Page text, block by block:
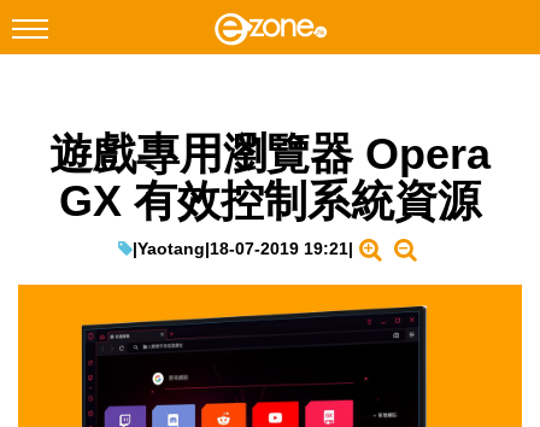
Facebook Instagram
科技焦點
遊戲動漫
教學評測
遊戲專用瀏覽器 Opera
GX 有效控制系統資源
|Yaotang|18-07-2019 19:21|